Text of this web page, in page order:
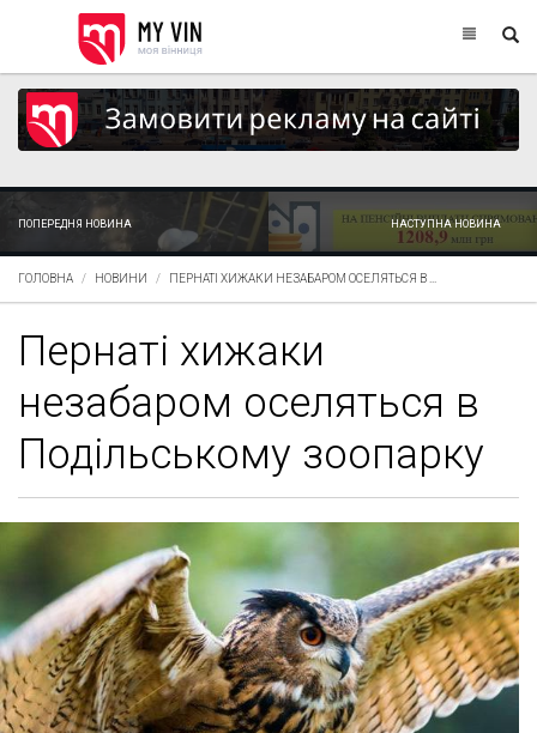
ПОПЕРЕДНЯ НОВИНА НАСТУПНА НОВИНА
ГОЛОВНА НОВИНИ ПЕРНАТІ ХИЖАКИ НЕЗАБАРОМ ОСЕЛЯТЬСЯ В ...
Пернаті хижаки
незабаром оселяться в
Подільському зоопарку